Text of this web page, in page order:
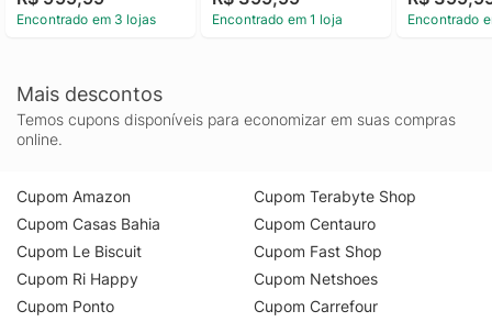
Encontrado em 3 lojas Encontrado em 1 loja Encontrado
Mais descontos
Temos cupons disponíveis para economizar em suas compras
online.
Cupom Amazon
Cupom Casas Bahia
Cupom Le Biscuit
Cupom Ri Happy
Cupom Ponto
Cupom Terabyte Shop
Cupom Centauro
Cupom Fast Shop
Cupom Netshoes
Cupom Carrefour